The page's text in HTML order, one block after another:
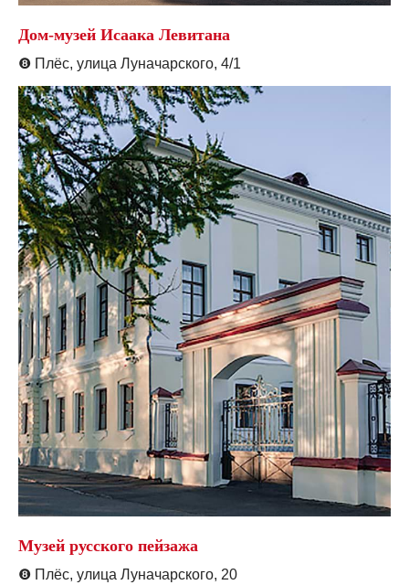
Дом-музей Исаака Левитана
❽ Плёс, улица Луначарского, 4/1
Музей русского пейзажа
❽ Плёс, улица Луначарского, 20